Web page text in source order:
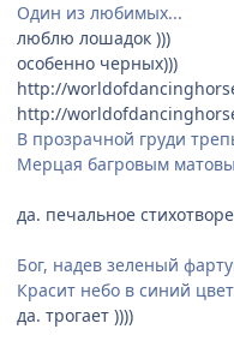
Один из любимых...
люблю лошадок )))
особенно черных)))
http://
http://
В прозрачной груди
Мерцая багровым
да. печальное
Бог, надев зеленый
Красит небо в синий
да. трогает ))))